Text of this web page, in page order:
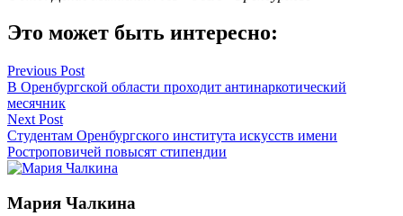
Это может быть интересно:
Навигация
по
записям
Previous Post
В Оренбургской области проходит антинаркотический
месячник
Next Post
Студентам Оренбургского института искусств имени
Ростроповичей повысят стипендии
Мария Чалкина